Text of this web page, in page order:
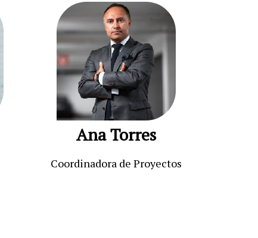
Ana Torres
Coordinadora de Proyectos